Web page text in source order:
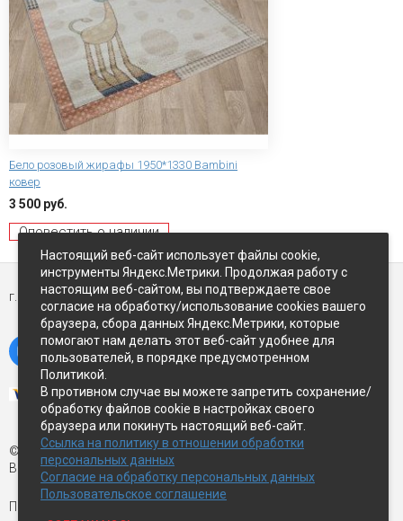
Бело розовый жирафы 1950*1330 Bambini
ковер
3 500 руб.
Оповестить о наличии
г. Петропавловск-Камчатский,ул Восточное-шоссе, д.5
© Экспострой, 2026 г.
Все права защищены
Письмо директору:
Настоящий веб-сайт использует файлы cookie,
инструменты Яндекс.Метрики. Продолжая работу с
настоящим веб-сайтом, вы подтверждаете свое
согласие на обработку/использование cookies вашего
браузера, сбора данных Яндекс.Метрики, которые
помогают нам делать этот веб-сайт удобнее для
пользователей, в порядке предусмотренном
Политикой.
В противном случае вы можете запретить сохранение/
обработку файлов cookie в настройках своего
браузера или покинуть настоящий веб-сайт.
Ссылка на политику в отношении обработки
персональных данных
Согласие на обработку персональных данных
Пользовательское соглашение